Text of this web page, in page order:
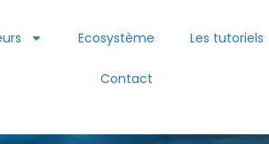
Ecosystème Les tutoriels
Contact